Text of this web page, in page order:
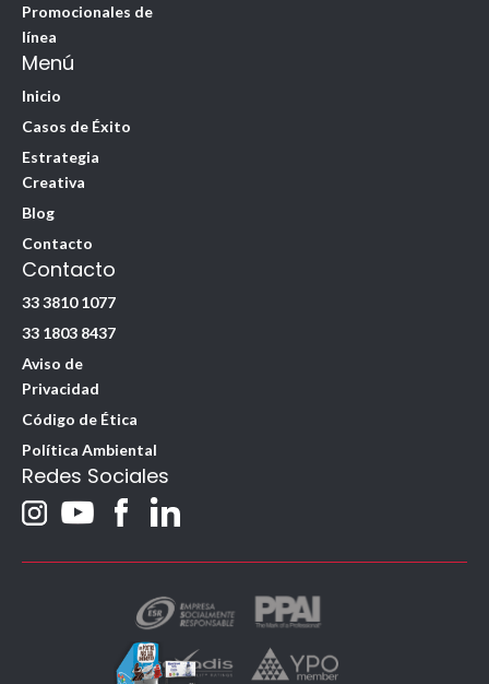
Promocionales de
línea
Menú
Inicio
Casos de Éxito
Estrategia
Creativa
Blog
Contacto
Contacto
33 3810 1077
33 1803 8437
Aviso de
Privacidad
Código de Ética
Política Ambiental
Redes Sociales